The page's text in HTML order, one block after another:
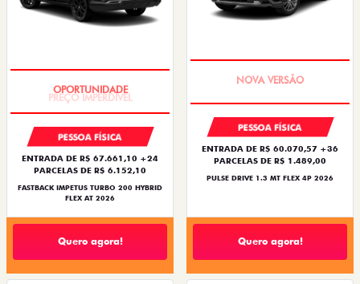
PESSOA FÍSICA
ENTRADA DE R$ 67.661,10 +24
PARCELAS DE R$ 6.152,10
FASTBACK IMPETUS TURBO 200 HYBRID
FLEX AT 2026
Quero agora!
PESSOA FÍSICA
ENTRADA DE R$ 60.070,57 +36
PARCELAS DE R$ 1.489,00
PULSE DRIVE 1.3 MT FLEX 4P 2026
Quero agora!